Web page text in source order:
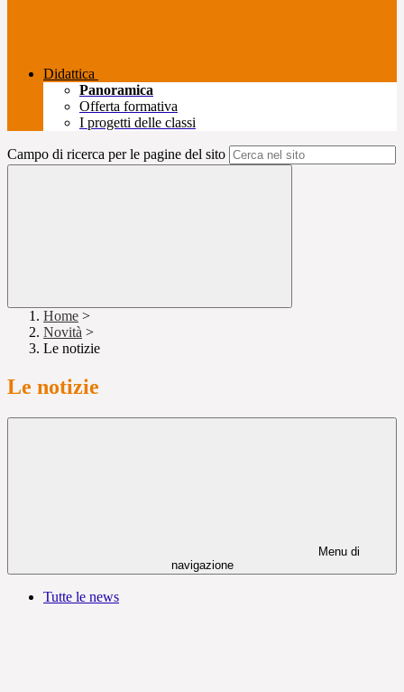
Didattica
Panoramica
Offerta formativa
I progetti delle classi
Campo di ricerca per le pagine del sito
Home >
Novità >
Le notizie
Le notizie
Menu di
navigazione
Tutte le news